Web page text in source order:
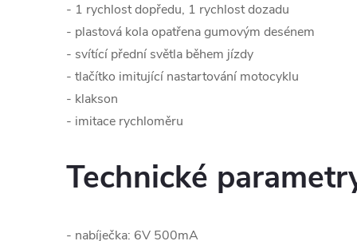
- 1 rychlost dopředu, 1 rychlost dozadu
- plastová kola opatřena gumovým desénem
- svítící přední světla během jízdy
- tlačítko imitující nastartování motocyklu
- klakson
- imitace rychloměru
Technické
- nabíječka: 6V 500mA